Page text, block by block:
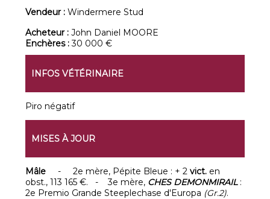
Vendeur :Windermere Stud
Acheteur :John Daniel MOORE
Enchères :30 000 €
INFOS VÉTÉRINAIRE
Piro négatif
MISES À JOUR
Mâle - 2e mère, Pépite Bleue : + 2vict. en
obst., 113 165 €. - 3e mère, CHES DEMONMIRAIL:
2e Premio Grande Steeplechase d'Europa (Gr.2).